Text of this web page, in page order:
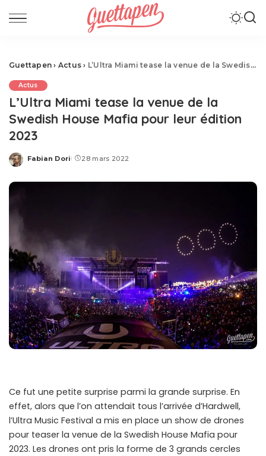
Guettapen › Actus › L’Ultra Miami tease la venue de la Swedish House Mafia pour leur édition 2023
Actus
L’Ultra Miami tease la venue de la
Swedish House Mafia pour leur édition
2023
Posted
Fabian Dori 28 mars 2022
Ce fut une petite surprise parmi la grande surprise. En
effet, alors que l’on attendait tous l’arrivée d’Hardwell,
l’Ultra Music Festival a mis en place un show de drones
pour teaser la venue de la Swedish House Mafia pour
2023. Les drones ont pris la forme de 3 grands cercles